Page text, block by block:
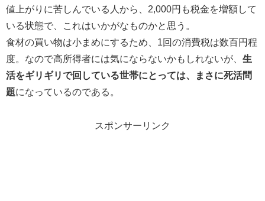
値上がりに苦しんでいる人から、2,000円も税金を増額して
いる状態で、これはいかがなものかと思う。
食材の買い物は小まめにするため、1回の消費税は数百円程
度。なので高所得者には気にならないかもしれないが、 生
活をギリギリで回している世帯にとっては、まさに死活問
題になっているのである。
スポンサーリンク